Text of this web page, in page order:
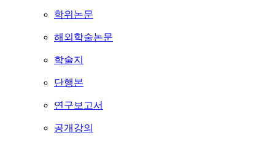
학위논문
해외학술논문
학술지
단행본
연구보고서
공개강의